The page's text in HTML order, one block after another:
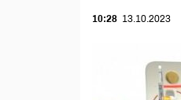
10:28 13.10.2023